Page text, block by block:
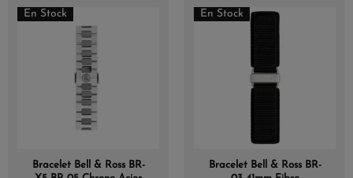
En Stock
Bracelet Bell & Ross BR-
En Stock
Bracelet Bell & Ross BR-